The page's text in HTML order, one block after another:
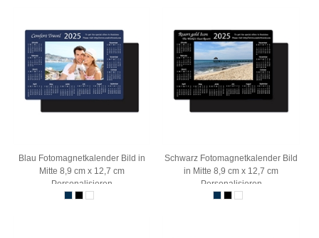
Blau Fotomagnetkalender Bild in
Mitte 8,9 cm x 12,7 cm
Personalisieren
Schwarz Fotomagnetkalender Bild
in Mitte 8,9 cm x 12,7 cm
Personalisieren